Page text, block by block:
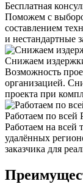
Бесплатная
Поможем с
составлением
и нестандартные
Снижаем
Возможность
организацией.
проекта при
Работаем по всей
Работаем на
удалённых
заказчика для